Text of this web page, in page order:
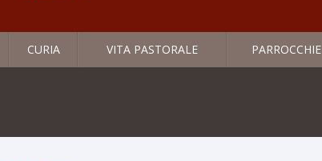
CURIA VITA PASTORALE PARROCCHIE